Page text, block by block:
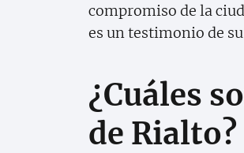
compromiso de la
es un testimonio de
¿Cuáles
de Rialto?